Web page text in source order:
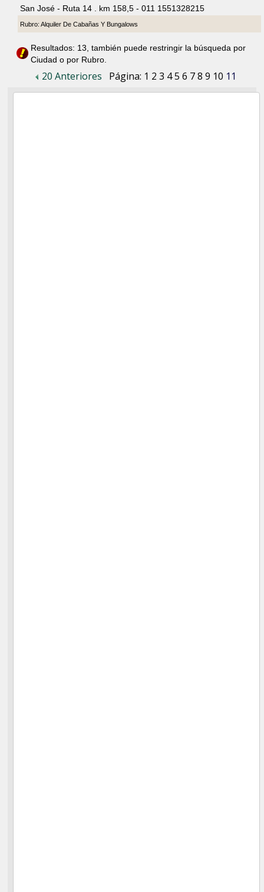
San José - Ruta 14 . km 158,5 - 011 1551328215
Rubro: Alquiler De Cabañas Y Bungalows
Resultados: 13, también puede restringir la búsqueda por
Ciudad o por Rubro.
20 Anteriores Página: 1 2 3 45 6 78 9 10 11